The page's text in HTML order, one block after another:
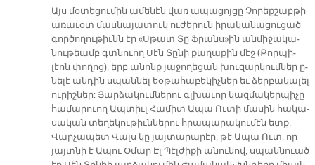
Այս մօ­տե­ցու­մին ա­մե­նէն վառ ա­պա­ցոյ­ցը Չո­րեք­շաբ­թի
ա­ռա­ւօտ մաս­նա­յա­տուկ ու­ժե­րուն ի­րա­կա­նա­ցու­ցած
գոր­ծո­ղու­թիւնն էր «Սթատ Տը Ֆրան­ս­»ին ան­մի­ջա­կա­
նու­թեամբ գտնուող Սէն Տը­նի քա­ղա­քին մէջ (Քոր­պի­
լէոն փո­ղոց), երբ ա­նոնք յա­ջո­ղե­ցան խու­զար­կում­ներ ը­
նե­լէ ան­դին սպան­նել եօ­թա­հա­բե­կիչ­ներ եւ ձեր­բա­կա­լել
ու­րիշ­ներ: Յար­ձա­կում­նե­րու գլխա­ւոր կազ­մա­կեր­պի­չը
հա­մա­րուող Ապ­տիւլ Հա­միտ Ա­պա Ու­տի մա­սին հա­կա­
սա­կան տե­ղե­կու­թիւն­նե­րու հրա­պա­րա­կու­մէն ետք,
Վար­չա­պետ Վալս կը յայ­տա­րա­րէր, թէ Ա­պա Ուտ, որ
յայտ­նի է Ա­պու Օ­մար Էլ Պէլ­ժի­քի ա­նու­նով, սպան­նուած